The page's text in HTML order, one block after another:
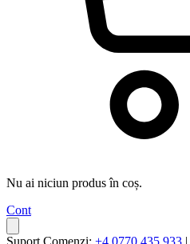
Nu ai niciun produs în coș.
Cont
Suport Comenzi: +4 0770 435 933 |